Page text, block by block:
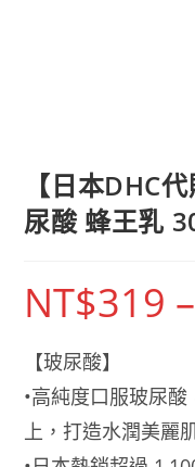
【日本DHC
尿酸 蜂王乳
NT$319 –
【玻尿酸】
•高純度口服玻尿
上，打造水潤美麗